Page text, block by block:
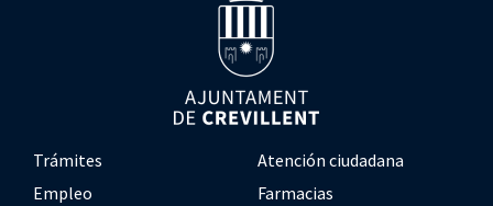
Trámites
Atención ciudadana
Empleo
Farmacias